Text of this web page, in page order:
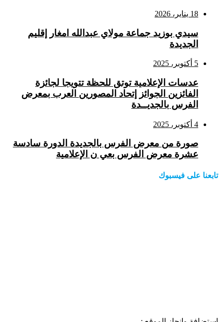
18 يناير، 2026
سيدي بوزيد جماعة مولاي عبدالله امغار إقليم
الجديدة
5 أكتوبر، 2025
عدسات الإعلامية توتق للحظة تتويجا لجائزة
الفائزين الجوائز إتحاد المصورين العرب بمعرض
الفرس بالجديــدة
4 أكتوبر، 2025
صورة من معرض الفرس بالجديدة الدورة سادسة
عشرة معرض الفرس بعي ن الإعلامية
تابعنا على فيسبوك